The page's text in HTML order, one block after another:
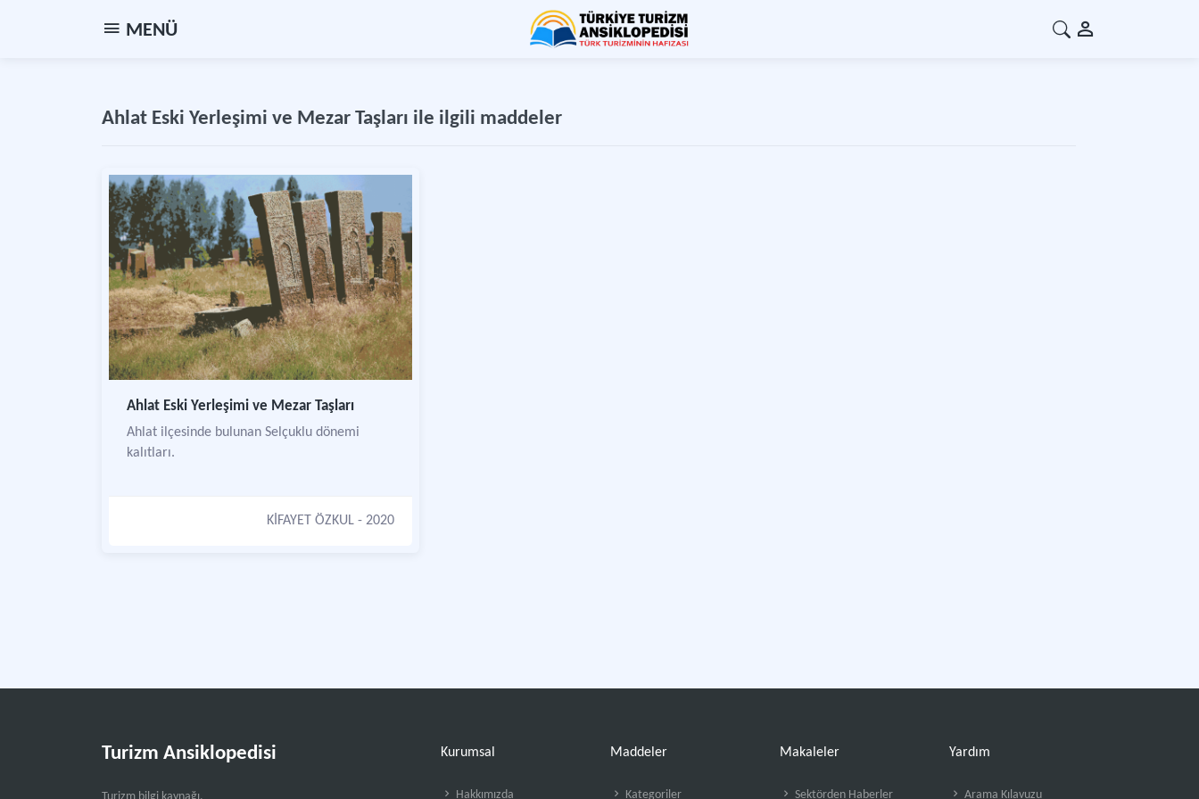
MENÜ
Ahlat Eski Yerleşimi ve Mezar Taşları ile ilgili maddeler
Ahlat Eski Yerleşimi ve Mezar Taşları
Ahlat ilçesinde bulunan Selçuklu dönemi
kalıtları.
KİFAYET ÖZKUL - 2020
Turizm Ansiklopedisi Kurumsal
Hakkımızda
Maddeler
Kategoriler
Makaleler
Sektörden Haberler
Yardım
Arama Kılavuzu